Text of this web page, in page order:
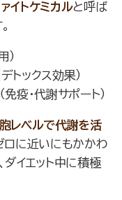
イトケミカルと呼ば
）
トックス効果）
疫・代謝サポート）
レベルで代謝を活
ロに近いにもかかわ
イエット中に積極